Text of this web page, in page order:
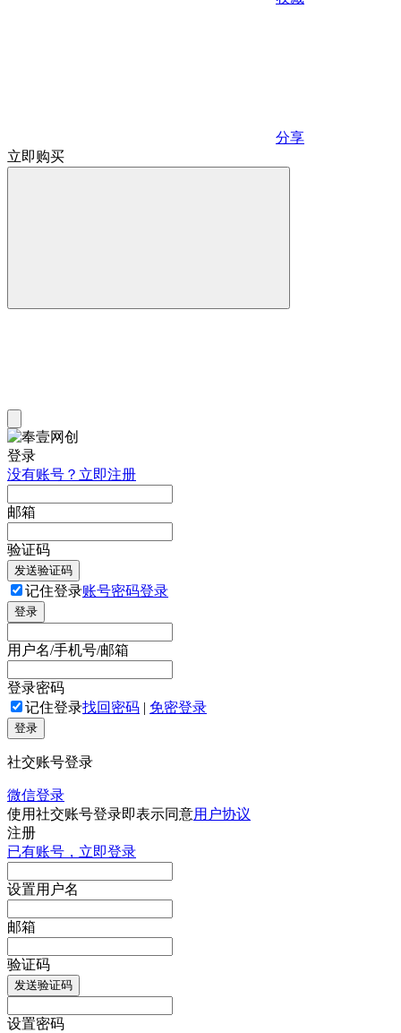
分享
立即购买
登录
没有账号？立即注册
邮箱
验证码
发送验证码
记住登录账号密码登录
登录
用户名/手机号/邮箱
登录密码
记住登录找回密码 | 免密登录
登录
社交账号登录
微信登录
使用社交账号登录即表示同意用户协议
注册
已有账号，立即登录
设置用户名
邮箱
验证码
发送验证码
设置密码